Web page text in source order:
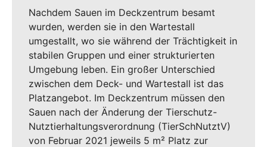
Nachdem Sauen im Deckzentrum besamt
wurden, werden sie in den Wartestall
umgestallt, wo sie während der Trächtigkeit in
stabilen Gruppen und einer strukturierten
Umgebung leben. Ein großer Unterschied
zwischen dem Deck- und Wartestall ist das
Platzangebot. Im Deckzentrum müssen den
Sauen nach der Änderung der Tierschutz-
Nutztierhaltungsverordnung (TierSchNutztV)
von Februar 2021 jeweils 5 m² Platz zur